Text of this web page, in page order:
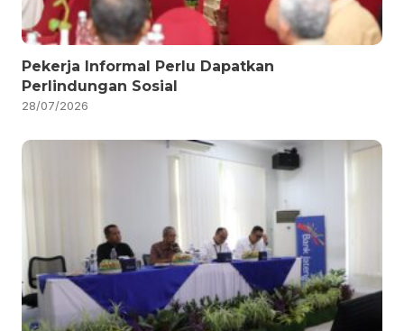
Pekerja Informal Perlu Dapatkan
Perlindungan Sosial
28/07/2026